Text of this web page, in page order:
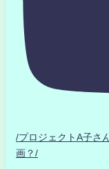
/プロジェクトA子
画？/